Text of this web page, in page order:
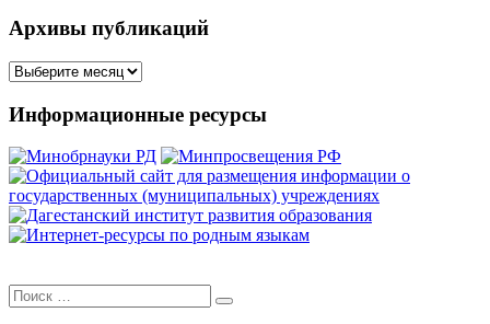
Архивы публикаций
Архивы
Информационные ресурсы
Поиск
для: